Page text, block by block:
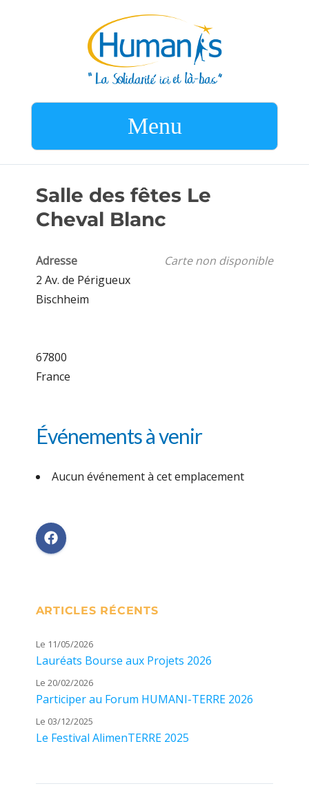
Menu
Salle des fêtes Le
Cheval Blanc
Carte non disponible
Adresse
2 Av. de Périgueux
Bischheim
67800
France
Événements à venir
Aucun événement à cet emplacement
ARTICLES RÉCENTS
Le 11/05/2026
Lauréats Bourse aux Projets 2026
Le 20/02/2026
Participer au Forum HUMANI-TERRE 2026
Le 03/12/2025
Le Festival AlimenTERRE 2025